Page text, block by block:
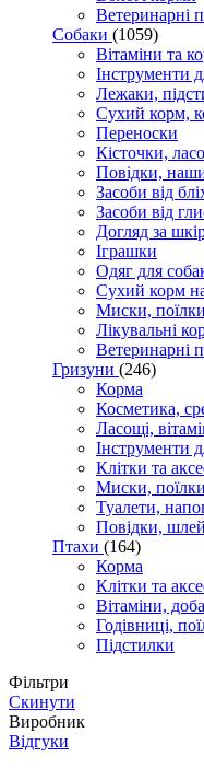
Ветеринарні
Собаки (1059)
Вітаміни та
Інструменти
Лежаки,
Сухий корм,
Переноски
Кісточки,
Повідки,
Засоби від
Засоби від
Догляд за
Іграшки
Одяг для
Сухий корм
Миски,
Лікувальні
Ветеринарні
Гризуни (246)
Корма
Косметика,
Ласощі,
Інструменти
Клітки та
Миски, поїлки
Туалети,
Повідки,
Птахи (164)
Корма
Клітки та
Вітаміни,
Годівниці,
Підстилки
Фільтри
Скинути
Виробник
Відгуки